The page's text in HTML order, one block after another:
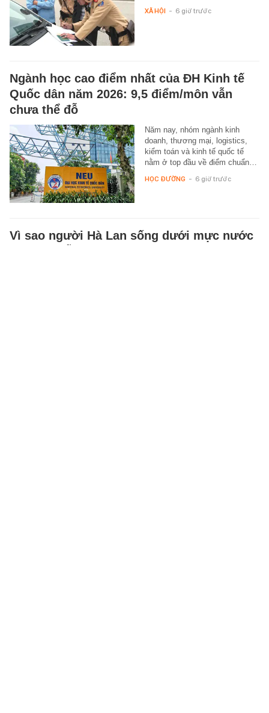
XÃ HỘI - 6 giờ trước
Ngành học cao điểm nhất của ĐH Kinh tế
Quốc dân năm 2026: 9,5 điểm/môn vẫn
chưa thể đỗ
Năm nay, nhóm ngành kinh
doanh, thương mại, logistics,
kiểm toán và kinh tế quốc tế
nằm ở top đầu về điểm chuẩn…
HỌC ĐƯỜNG - 6 giờ trước
Vì sao người Hà Lan sống dưới mực nước